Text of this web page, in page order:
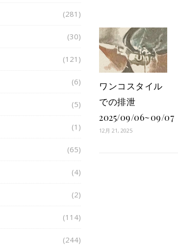
(281)
(30)
(121)
(6)
(5)
(1)
(65)
(4)
(2)
(114)
(244)
ワンコスタイル
での排泄
2025/09/06~09/07
12月 21, 2025